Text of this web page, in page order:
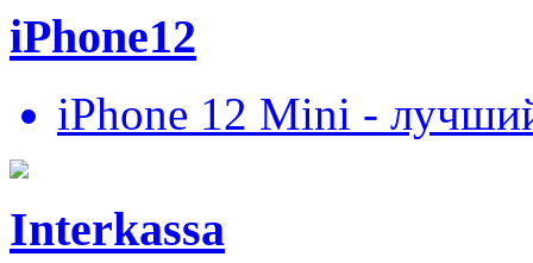
iPhone12
iPhone 12 Mini -
Interkassa